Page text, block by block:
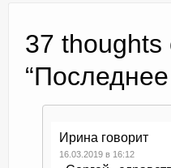
37 thoughts
“
Ирина говорит
16.03.2019 в 16:12